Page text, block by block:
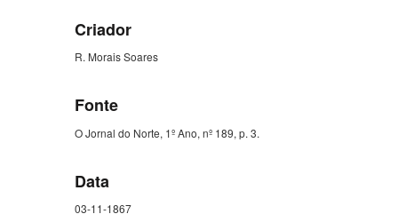
Criador
R. Morais Soares
Fonte
O Jornal do Norte, 1º Ano, nº 189, p. 3.
Data
03-11-1867